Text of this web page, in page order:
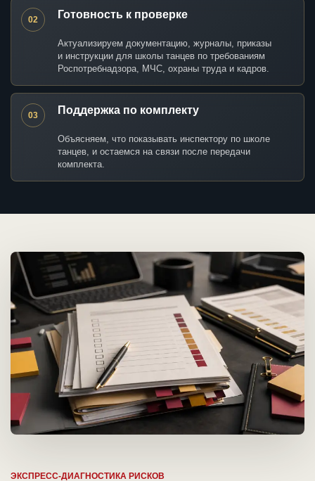
02 Готовность к проверке
Актуализируем документацию, журналы, приказы
и инструкции для школы танцев по требованиям
Роспотребнадзора, МЧС, охраны труда и кадров.
03 Поддержка по комплекту
Объясняем, что показывать инспектору по школе
танцев, и остаемся на связи после передачи
комплекта.
ЭКСПРЕСС-ДИАГНОСТИКА РИСКОВ